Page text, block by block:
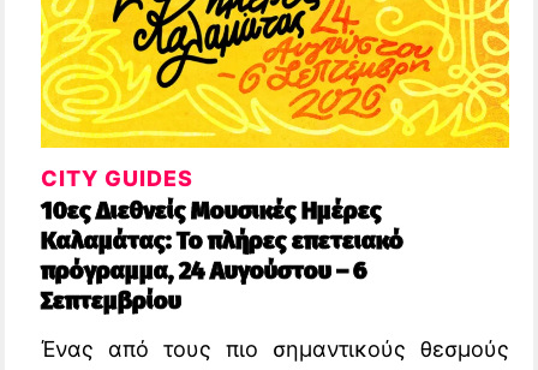
CITY GUIDES
10ες Διεθνείς Μουσικές Ημέρες
Καλαμάτας: Το πλήρες επετειακό
πρόγραμμα, 24 Αυγούστου – 6
Σεπτεμβρίου
Ένας από τους πιο σημαντικούς θεσμούς